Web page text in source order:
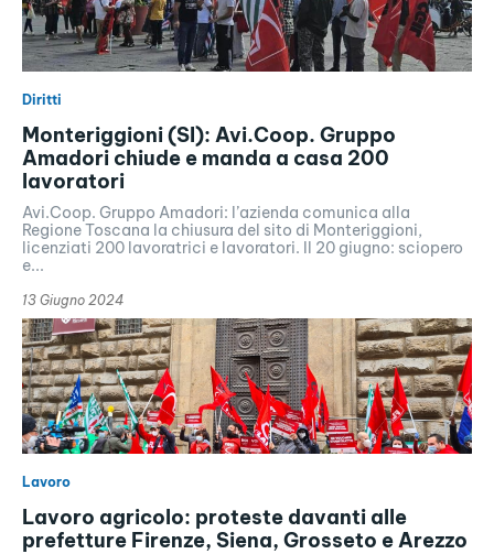
Diritti
Monteriggioni (SI): Avi.Coop. Gruppo
Amadori chiude e manda a casa 200
lavoratori
Avi.Coop. Gruppo Amadori: l’azienda comunica alla
Regione Toscana la chiusura del sito di Monteriggioni,
licenziati 200 lavoratrici e lavoratori. Il 20 giugno: sciopero
e...
13 Giugno 2024
Lavoro
Lavoro agricolo: proteste davanti alle
prefetture Firenze, Siena, Grosseto e Arezzo